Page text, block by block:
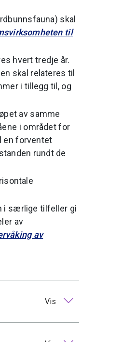
skal
til
hvert tredje år.
skal relateres til
i tillegg til, og
av samme
i området for
en forventet
rundt de
i særlige tilfeller gi
av
av
Vis